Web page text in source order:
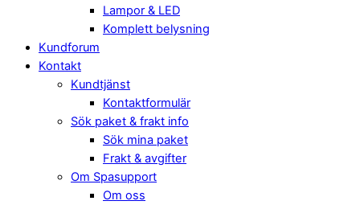
Lampor & LED
Komplett belysning
Kundforum
Kontakt
Kundtjänst
Kontaktformulär
Sök paket & frakt info
Sök mina paket
Frakt & avgifter
Om Spasupport
Om oss